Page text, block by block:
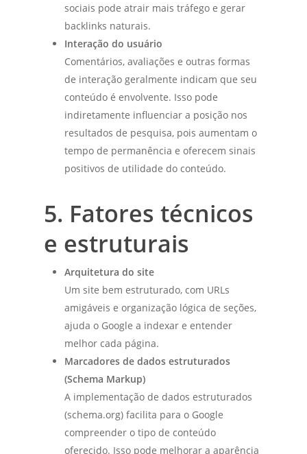
sociais pode atrair mais tráfego e gerar
backlinks naturais.
Interação do usuário
Comentários, avaliações e outras formas
de interação geralmente indicam que seu
conteúdo é envolvente. Isso pode
indiretamente influenciar a posição nos
resultados de pesquisa, pois aumentam o
tempo de permanência e oferecem sinais
positivos de utilidade do conteúdo.
5. Fatores técnicos
e estruturais
Arquitetura do site
Um site bem estruturado, com URLs
amigáveis e organização lógica de seções,
ajuda o Google a indexar e entender
melhor cada página.
Marcadores de dados estruturados
(Schema Markup)
A implementação de dados estruturados
(schema.org) facilita para o Google
compreender o tipo de conteúdo
oferecido. Isso pode melhorar a aparência